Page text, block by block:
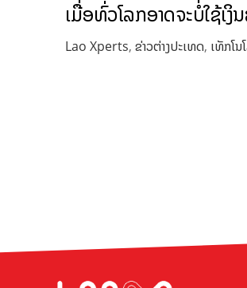
ເມື່ອທົ່ວໂລກອາດຈະບໍ່ໃຊ້ເ
Lao Xperts,ຂ່າວຕ່າງປະເທດ, ເທັກໂນ